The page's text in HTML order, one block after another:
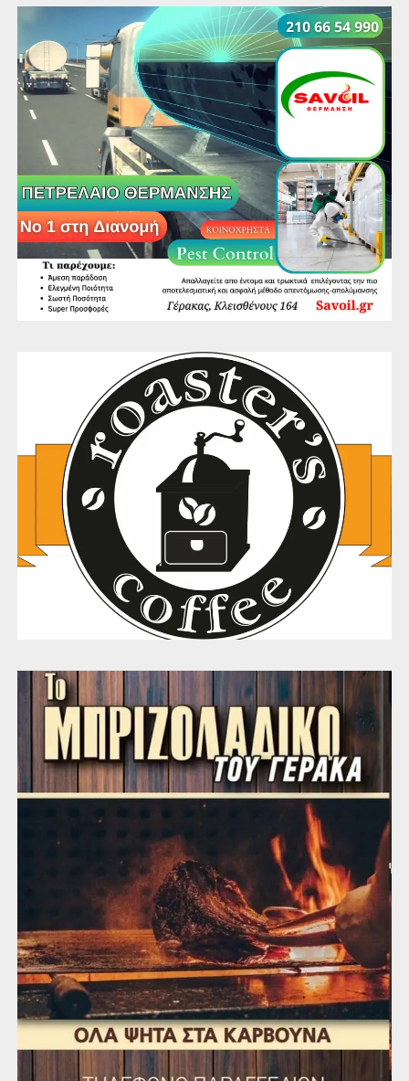
Κοινοβούλιο Νέων (ΕΚΝΕ), Μαθητικά Συνέδρια του ΟΗΕ
(MUN Conferences), Ευρωπαϊκό Πρόγραμμα
EUROSCOLA, «Your Europe, Your Say! 2020».
Το 2ο ΓΕΛ Γέρακα προχωρά στο δρόμο της
διεθνοποίησής του και στην ενίσχυση του ευρωπαϊκού
προφίλ του α)με τη συμμετοχή του σε εκπαιδευτικά
δίκτυα: International ASPnet of UNESCO Schools,
Universities 4 Europe (U4EU), Σχολεία-Πρέσβεις του
Ευρωπαϊκού Κοινοβουλίου(EPASnet) και β)με την
υλοποίηση ευρωπαϊκών προγραμμάτων: Euroscola,
διεθνές πιλοτικό πρόγραμμα UNESCO “Implementing a
Whole School Approach to Climate Change”,
προγράμματα E-Twinning: “European Civilization” και “EU-
ERASMUS+KA1 επιμόρφωσης εκπαιδευτικών “Towards
the School of the 21st century”, 2) ERASMUS+ KA229
κινητικότητας μαθητών «European Cultural Heritage and
Identity” και τη συμμετοχή ως εταίρος σε προγράμματα
ERASMUS + KA3: Teachers4Europe, “ACT – ACTive
citizenship projects to enhance pupils’ social and civic
competences” κ.α.
Πώς αξιολόγησαν τη δράση οι μαθητές;
“Έμαθα πολλά πράγματα για το ρόλο του Ε.Κ. και τις
πολιτικές ομάδες που το απαρτίζουν. Επίσης
προβληματίστηκα έντονα για το μέλλον της ΕΕ.
Συνειδητοποίησα πως ό,τι συμβαίνει στην Ευρώπη
να λειτουργούμε ως υπεύθυνοι ενεργοί πολίτες” Α.Ρ.